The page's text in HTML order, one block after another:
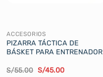
ACCESORIOS
PIZARRA TÁCTICA DE
BÁSKET PARA ENTRENADOR
S/55.00 El
S/45.00El